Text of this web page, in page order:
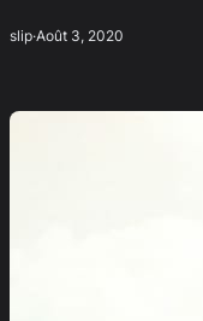
slip·Août 3, 2020